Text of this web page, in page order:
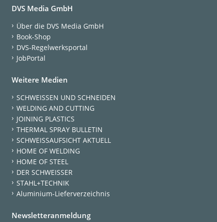
DVS Media GmbH
Über die DVS Media GmbH
Book-Shop
DVS-Regelwerksportal
JobPortal
Weitere Medien
SCHWEISSEN UND SCHNEIDEN
WELDING AND CUTTING
JOINING PLASTICS
THERMAL SPRAY BULLETIN
SCHWEISSAUFSICHT AKTUELL
HOME OF WELDING
HOME OF STEEL
DER SCHWEISSER
STAHL+TECHNIK
Aluminium-Lieferverzeichnis
Newsletteranmeldung